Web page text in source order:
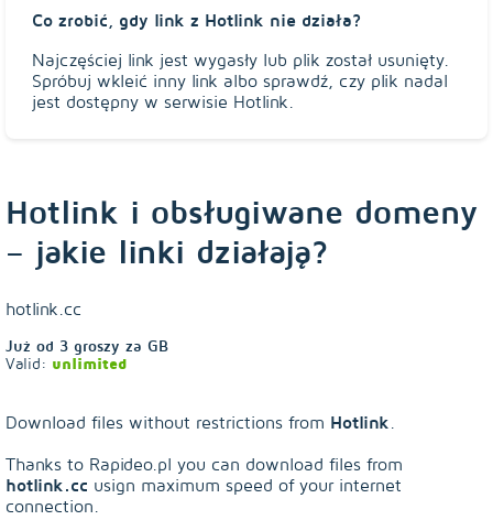
Co zrobić, gdy link z Hotlink nie działa?
Najczęściej link jest wygasły lub plik został usunięty.
Spróbuj wkleić inny link albo sprawdź, czy plik nadal
jest dostępny w serwisie Hotlink.
Hotlink i obsługiwane domeny
– jakie linki działają?
hotlink.cc
Już od 3 groszy za GB
Valid: unlimited
Download files without restrictions from Hotlink
Thanks to Rapideo.pl you can download files from
hotlink.cc usign maximum speed of your internet
connection.